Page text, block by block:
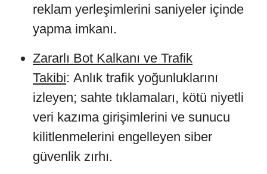
reklam yerleşimlerini saniyeler içinde
yapma imkanı.
Zararlı Bot Kalkanı ve Trafik
Takibi: Anlık trafik yoğunluklarını
izleyen; sahte tıklamaları, kötü niyetli
veri kazıma girişimlerini ve sunucu
kilitlenmelerini engelleyen siber
güvenlik zırhı.